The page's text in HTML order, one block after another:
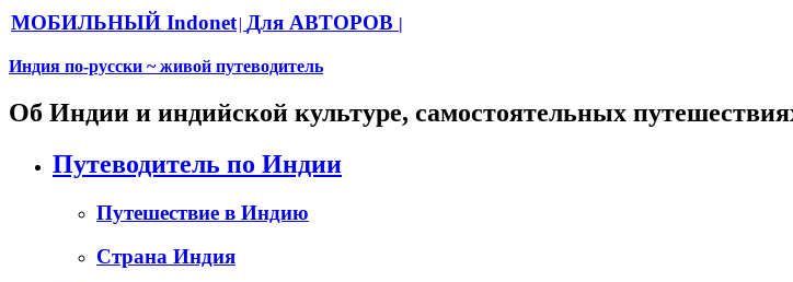
МОБИЛЬНЫЙ Indonet| Для АВТОРОВ |
Индия по-русски ~ живой путеводитель
Об Индии и индийской культуре, самостоятельных
Путеводитель по Индии
Путешествие в Индию
Страна Индия